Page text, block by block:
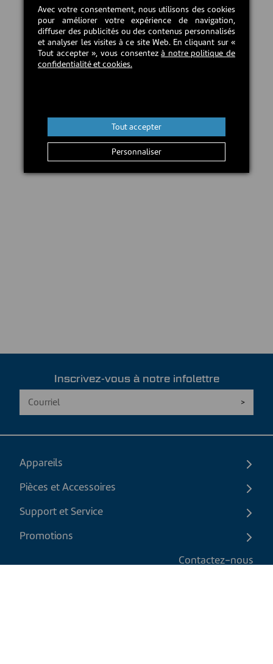
10,00 CAD$
En stock
Inscrivez-vous à notre infolettre
Appareils
Pièces et Accessoires
Support et Service
Promotions
Contactez-nous
Avec votre consentement, nous utilisons des cookies
pour améliorer votre expérience de navigation,
diffuser des publicités ou des contenus personnalisés
et analyser les visites à ce site Web. En cliquant sur «
Tout accepter », vous consentezà notre politique de
confidentialité et cookies.
Personnaliser
Tout accepter